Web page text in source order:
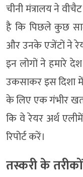
चीनी मंत्रालय ने
है कि पिछले कुछ
और उनके एजेंटों ने
इन लोगों ने हमारे
उकसाकर इस दिशा में
के लिए एक गंभीर
कि वे रेयर अर्थ
रिपोर्ट करें।
तस्करी के